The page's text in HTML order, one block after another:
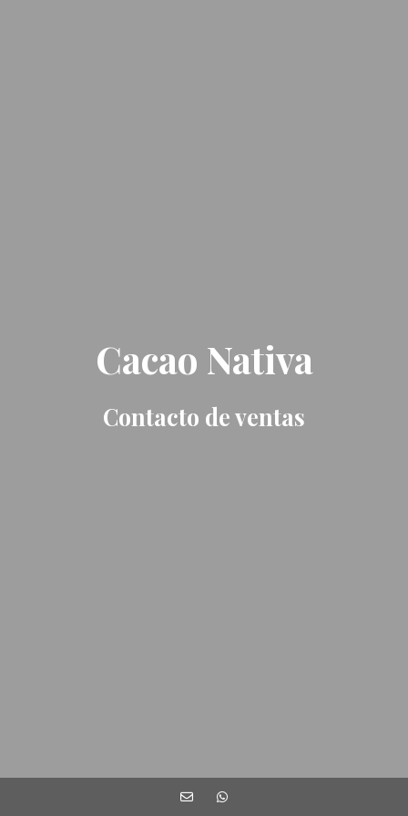
Cacao Nativa
Contacto de ventas